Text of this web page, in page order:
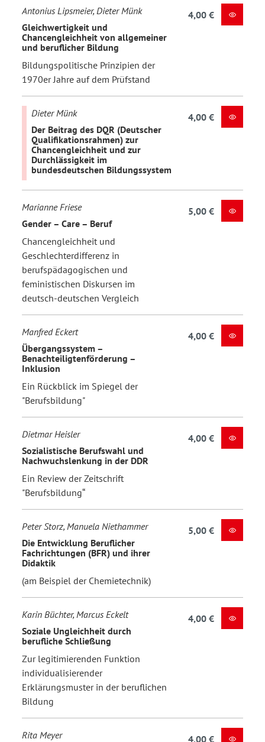
Antonius Lipsmeier, Dieter Münk
Gleichwertigkeit und
Chancengleichheit von allgemeiner
und beruflicher Bildung
Bildungspolitische Prinzipien der
1970er Jahre auf dem Prüfstand
4,00 €
Dieter Münk
Der Beitrag des DQR (Deutscher
Qualifikationsrahmen) zur
Chancengleichheit und zur
Durchlässigkeit im
bundesdeutschen Bildungssystem
4,00 €
Marianne Friese
Gender – Care – Beruf
Chancengleichheit und
Geschlechterdifferenz in
berufspädagogischen und
feministischen Diskursen im
deutsch-deutschen Vergleich
5,00 €
Manfred Eckert
Übergangssystem –
Benachteiligtenförderung –
Inklusion
Ein Rückblick im Spiegel der
"Berufsbildung"
4,00 €
Dietmar Heisler
Sozialistische Berufswahl und
Nachwuchslenkung in der DDR
Ein Review der Zeitschrift
"Berufsbildung“
4,00 €
Peter Storz, Manuela Niethammer
Die Entwicklung Beruflicher
Fachrichtungen (BFR) und ihrer
Didaktik
(am Beispiel der Chemietechnik)
5,00 €
Karin Büchter, Marcus Eckelt
Soziale Ungleichheit durch
berufliche Schließung
Zur legitimierenden Funktion
individualisierender
Erklärungsmuster in der beruflichen
Bildung
4,00 €
Rita Meyer 4,00 €